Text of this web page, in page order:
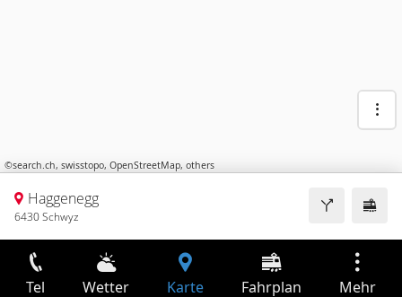
©search.ch, swisstopo, OpenStreetMap, others
Haggenegg
6430 Schwyz
Tel Wetter Karte Fahrplan Mehr